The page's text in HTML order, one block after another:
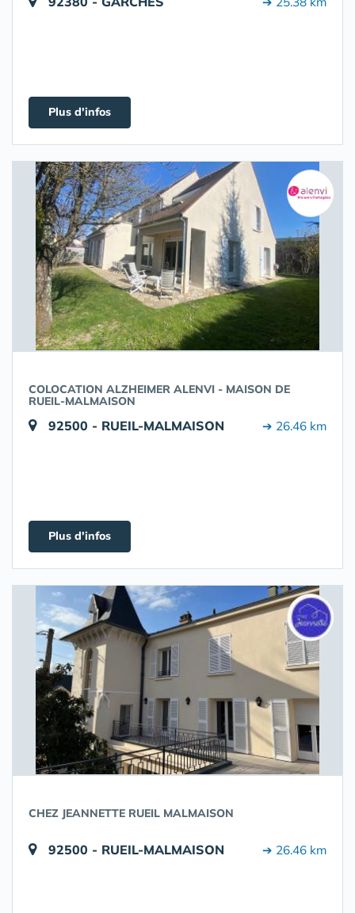
Plus d'infos
COLOCATION ALZHEIMER ALENVI - MAISON DE
RUEIL-MALMAISON
92500 - RUEIL-MALMAISON ➔ 26.46 km
Plus d'infos
CHEZ JEANNETTE RUEIL MALMAISON
92500 - RUEIL-MALMAISON ➔ 26.46 km